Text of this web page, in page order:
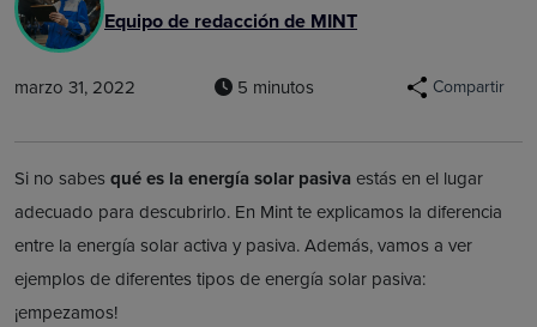
Equipo de redacción de MINT
marzo 31, 2022 5 minutos Compartir
Si no sabes qué es la energía solar pasiva estás en el lugar
adecuado para descubrirlo. En Mint te explicamos la diferencia
entre la energía solar activa y pasiva. Además, vamos a ver
ejemplos de diferentes tipos de energía solar pasiva:
¡empezamos!